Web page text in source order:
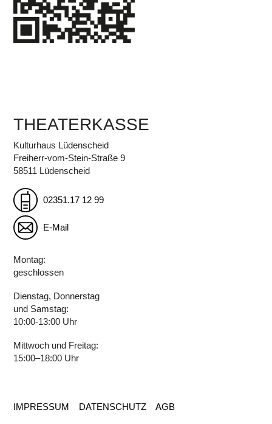
IMPRESSUM DATENSCHUTZ AGB
THEATERKASSE
Kulturhaus Lüdenscheid
Freiherr-vom-Stein-Straße 9
58511 Lüdenscheid
02351.17 12 99
E-Mail
Montag:
geschlossen
Dienstag, Donnerstag
und Samstag:
10:00-13:00 Uhr
Mittwoch und Freitag:
15:00–18:00 Uhr